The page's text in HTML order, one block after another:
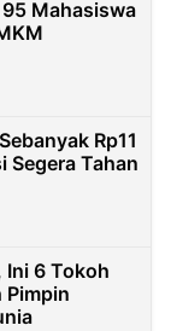
Mahasiswa
Rp11
Segera Tahan
Ini 6 Tokoh
Pimpin